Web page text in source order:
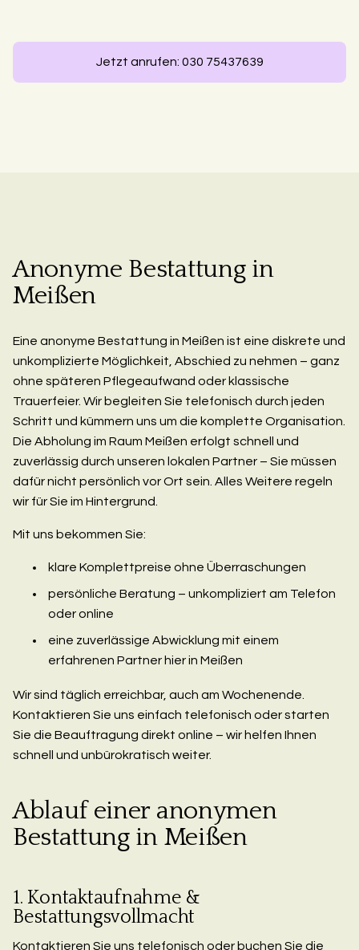
Jetzt anrufen: 030 75437639
Anonyme Bestattung in
Meißen
Eine anonyme Bestattung in Meißen ist eine diskrete und
unkomplizierte Möglichkeit, Abschied zu nehmen – ganz
ohne späteren Pflegeaufwand oder klassische
Trauerfeier. Wir begleiten Sie telefonisch durch jeden
Schritt und kümmern uns um die komplette Organisation.
Die Abholung im Raum Meißen erfolgt schnell und
zuverlässig durch unseren lokalen Partner – Sie müssen
dafür nicht persönlich vor Ort sein. Alles Weitere regeln
wir für Sie im Hintergrund.
Mit uns bekommen Sie:
klare Komplettpreise ohne Überraschungen
persönliche Beratung – unkompliziert am Telefon
oder online
eine zuverlässige Abwicklung mit einem
erfahrenen Partner hier in Meißen
Wir sind täglich erreichbar, auch am Wochenende.
Kontaktieren Sie uns einfach telefonisch oder starten
Sie die Beauftragung direkt online – wir helfen Ihnen
schnell und unbürokratisch weiter.
Ablauf einer anonymen
Bestattung in Meißen
1. Kontaktaufnahme &
Bestattungsvollmacht
Kontaktieren Sie uns telefonisch oder buchen Sie die